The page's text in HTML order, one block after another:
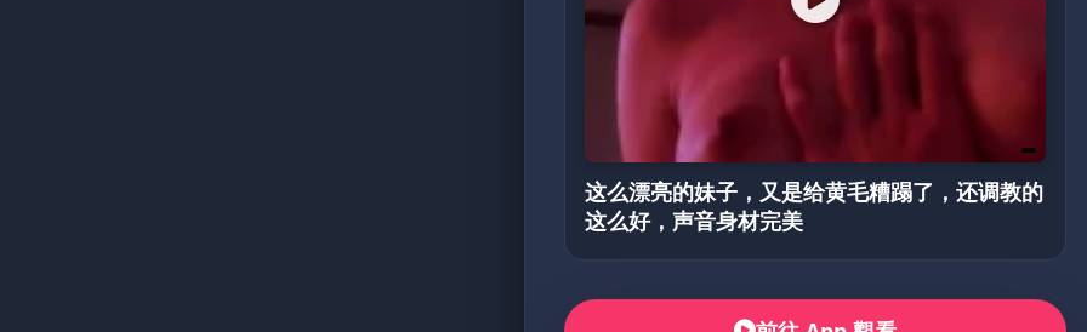
这么漂亮的妹子，又是给黄毛糟蹋了，还调教的
这么好，声音身材完美